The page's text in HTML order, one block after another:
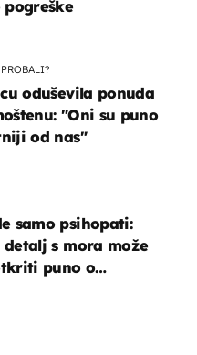
pogreške
oduševila ponuda
"Oni su puno
od nas"
samo psihopati:
detalj s mora može
puno o